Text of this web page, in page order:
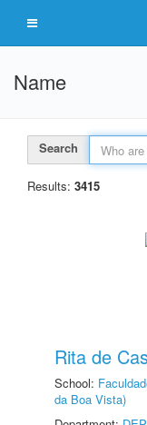
Name
Search
Results: 3415
Rita de
School:
da Boa Vista)